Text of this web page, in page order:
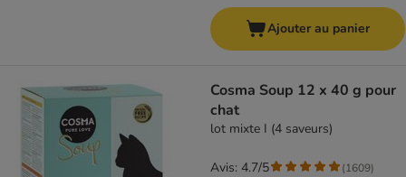
Ajouter au panier
Cosma Soup 12 x 40 g pour
chat
lot mixte I (4 saveurs)
Avis: 4.7/5 (1609)